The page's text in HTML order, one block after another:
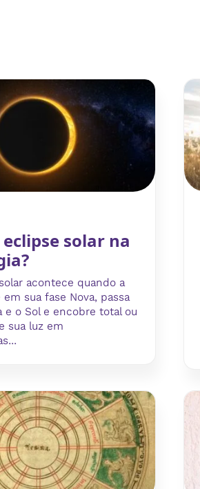
eclipse solar na
acontece quando a
sua fase Nova, passa
e o Sol e encobre total ou
sua luz em